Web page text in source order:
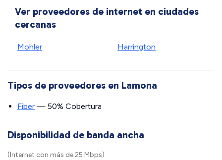
Ver proveedores de internet en ciudades
cercanas
Mohler Harrington
Tipos de proveedores en Lamona
Fiber — 50% Cobertura
Disponibilidad de banda ancha
(Internet con más de 25 Mbps)